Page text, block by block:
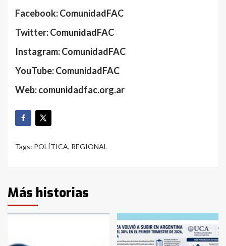
Facebook: ComunidadFAC
Twitter: ComunidadFAC
Instagram: ComunidadFAC
YouTube: ComunidadFAC
Web: comunidadfac.org.ar
Tags: POLÍTICA, REGIONAL
Más historias